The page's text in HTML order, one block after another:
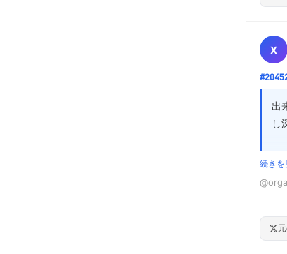
いや
音も
ただ
それで
「自
もち
でも
他人
X
出
し
単
い
続き